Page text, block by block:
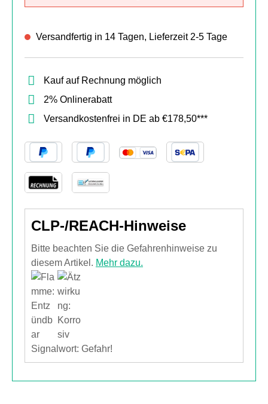
Versandfertig in 14 Tagen, Lieferzeit 2-5 Tage
Kauf auf Rechnung möglich
2% Onlinerabatt
Versandkostenfrei in DE ab €178,50***
CLP-/REACH-Hinweise
Bitte beachten Sie die Gefahrenhinweise zu
diesem Artikel. Mehr dazu.
Signalwort: Gefahr!